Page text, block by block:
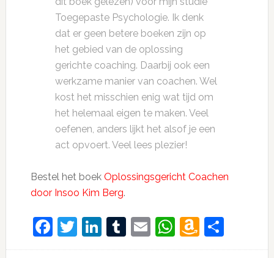
Toegepaste Psychologie. Ik denk
dat er geen betere boeken zijn op
het gebied van de oplossing
gerichte coaching. Daarbij ook een
werkzame manier van coachen. Wel
kost het misschien enig wat tijd om
het helemaal eigen te maken. Veel
oefenen, anders lijkt het alsof je een
act opvoert. Veel lees plezier!
Bestel het boek Oplossingsgericht Coachen
door Insoo Kim Berg.
Facebook
Twitter
LinkedIn
Tumblr
EmailWhatsApp
Amazon
Wish